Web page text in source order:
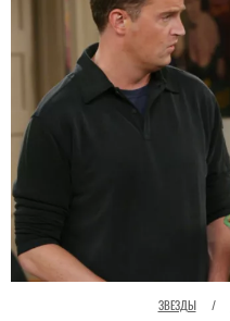
ЗВЕЗДЫ /